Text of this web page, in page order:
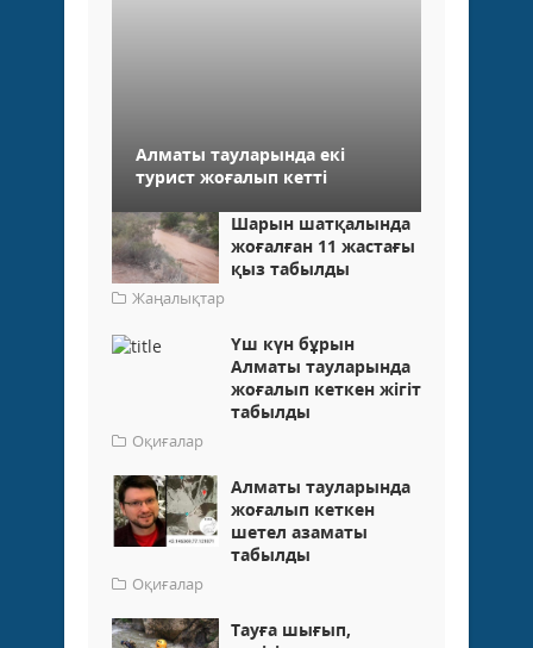
Алматы тауларында екі
турист жоғалып кетті
Шарын шатқалында
жоғалған 11 жастағы
қыз табылды
Жаңалықтар
Үш күн бұрын
Алматы тауларында
жоғалып кеткен жігіт
табылды
Оқиғалар
Алматы тауларында
жоғалып кеткен
шетел азаматы
табылды
Оқиғалар
Тауға шығып,